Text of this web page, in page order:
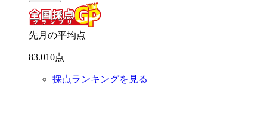
先月の平均点
83.010点
採点ランキングを見る